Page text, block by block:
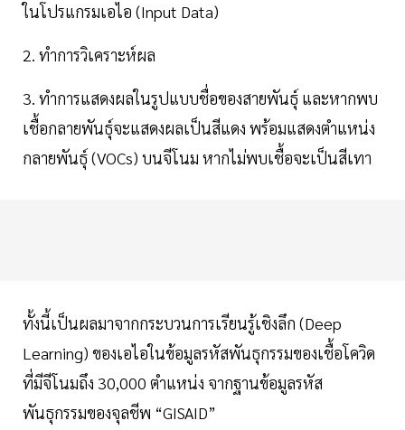
ในโปรแกรมเอไอ (Input Data)
2. ทำการวิเคราะห์ผล
3. ทำการแสดงผลในรูปแบบชื่อของสายพันธุ์ และหากพบ
เชื้อกลายพันธุ์จะแสดงผลเป็นสีแดง พร้อมแสดงตำแหน่ง
กลายพันธุ์ (VOCs) บนจีโนม หากไม่พบเชื้อจะเป็นสีเทา
ทั้งนี้เป็นผลมาจากกระบวนการเรียนรู้เชิงลึก (Deep
Learning) ของเอไอในข้อมูลรหัสพันธุกรรมของเชื้อโควิด
ที่มีจีโนมถึง 30,000 ตำแหน่ง จากฐานข้อมูลรหัส
พันธุกรรมของจุลชีพ “GISAID”